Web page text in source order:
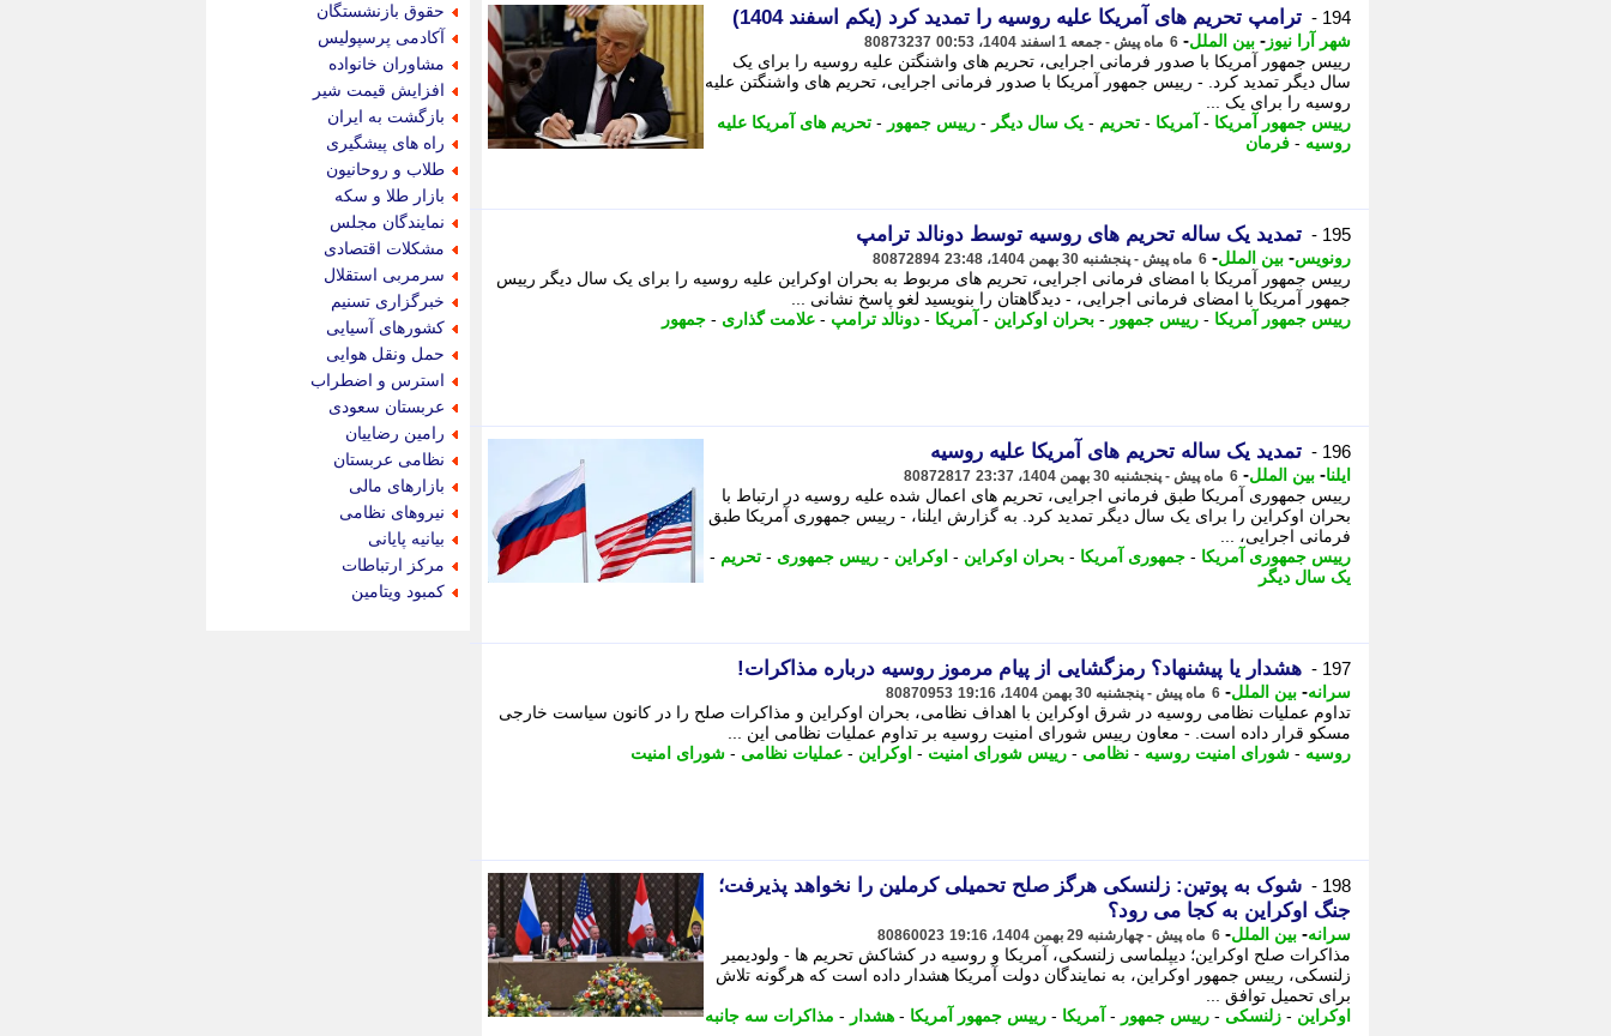
194 - ترامپ تحریم های آمریکا علیه روسیه را تمدید کرد (یکم اسفند 1404)
شهر آرا نیوز - بین الملل- 6 ماه پیش - جمعه 1 اسفند 1404، 00:53 80873237
رییس جمهور آمریکا با صدور فرمانی اجرایی، تحریم های واشنگتن علیه روسیه را برای یک
سال دیگر تمدید کرد. - رییس جمهور آمریکا با صدور فرمانی اجرایی، تحریم های واشنگتن علیه
روسیه را برای یک ...
رییس جمهور آمریکا - آمریکا - تحریم - یک سال دیگر - رییس جمهور - تحریم های آمریکا علیه
روسیه - فرمان
195 - تمدید یک ساله تحریم های روسیه توسط دونالد ترامپ
رونویس- بین الملل- 6 ماه پیش - پنجشنبه 30 بهمن 1404، 23:48 80872894
رییس جمهور آمریکا با امضای فرمانی اجرایی، تحریم های مربوط به بحران اوکراین علیه روسیه را برای یک سال دیگر رییس
جمهور آمریکا با امضای فرمانی اجرایی، - دیدگاهتان را بنویسید لغو پاسخ نشانی ...
رییس جمهور آمریکا - رییس جمهور - بحران اوکراین - آمریکا - دونالد ترامپ - علامت گذاری - جمهور
196 - تمدید یک ساله تحریم های آمریکا علیه روسیه
ایلنا- بین الملل- 6 ماه پیش - پنجشنبه 30 بهمن 1404، 23:37 80872817
رییس جمهوری آمریکا طبق فرمانی اجرایی، تحریم های اعمال شده علیه روسیه در ارتباط با
بحران اوکراین را برای یک سال دیگر تمدید کرد. به گزارش ایلنا، - رییس جمهوری آمریکا طبق
فرمانی اجرایی، ...
رییس جمهوری آمریکا - جمهوری آمریکا - بحران اوکراین - اوکراین - رییس جمهوری - تحریم -
یک سال دیگر
197 - هشدار یا پیشنهاد؟ رمزگشایی از پیام مرموز روسیه درباره مذاکرات!
سرانه- بین الملل- 6 ماه پیش - پنجشنبه 30 بهمن 1404، 19:16 80870953
تداوم عملیات نظامی روسیه در شرق اوکراین با اهداف نظامی، بحران اوکراین و مذاکرات صلح را در کانون سیاست خارجی
مسکو قرار داده است. - معاون رییس شورای امنیت روسیه بر تداوم عملیات نظامی این ...
روسیه - شورای امنیت روسیه - نظامی - رییس شورای امنیت - اوکراین - عملیات نظامی - شورای امنیت
198 -
شوک به پوتین: زلنسکی هرگز صلح تحمیلی کرملین را نخواهد پذیرفت؛
جنگ اوکراین به کجا می رود؟
سرانه- بین الملل- 6 ماه پیش - چهارشنبه 29 بهمن 1404، 19:16 80860023
مذاکرات صلح اوکراین؛ دیپلماسی زلنسکی، آمریکا و روسیه در کشاکش تحریم ها - ولودیمیر
زلنسکی، رییس جمهور اوکراین، به نمایندگان دولت آمریکا هشدار داده است که هرگونه تلاش
برای تحمیل توافق ...
اوکراین - زلنسکی - رییس جمهور - آمریکا - رییس جمهور آمریکا - هشدار - مذاکرات سه جانبه
حقوق بازنشستگان
آکادمی پرسپولیس
مشاوران خانواده
افزایش قیمت شیر
بازگشت به ایران
راه های پیشگیری
طلاب و روحانیون
بازار طلا و سکه
نمایندگان مجلس
مشکلات اقتصادی
سرمربی استقلال
خبرگزاری تسنیم
کشورهای آسیایی
حمل ونقل هوایی
استرس و اضطراب
عربستان سعودی
رامین رضاییان
نظامی عربستان
بازارهای مالی
نیروهای نظامی
بیانیه پایانی
مرکز ارتباطات
کمبود ویتامین